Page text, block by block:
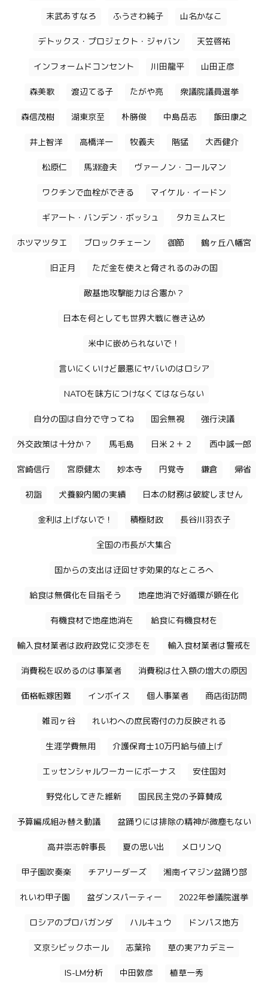
末武あすなろ ふうさわ純子 山名かなこ
デトックス・プロジェクト・ジャバン 天笠啓祐
インフォームドコンセント 川田龍平 山田正彦
森美歌 渡辺てる子 たがや亮 衆議院議員選挙
森信茂樹 湖東京至 朴勝俊 中島岳志 飯田康之
井上智洋 高橋洋一 牧義夫 階猛 大西健介
松原仁 馬淵澄夫 ヴァーノン・コールマン
ワクチンで血栓ができる マイケル・イードン
ギアート・バンデン・ボッシュ タカミムスヒ
ホツマツタエ ブロックチェーン 御節 鶴ヶ丘八幡宮
旧正月 ただ金を使えと脅されるのみの国
敵基地攻撃能力は合憲か？
日本を何としても世界大戦に巻き込め
米中に嵌められないで！
言いにくいけど最悪にヤバいのはロシア
NATOを味方につけなくてはならない
自分の国は自分で守ってね 国会無視 強行決議
外交政策は十分か？ 馬毛島 日米２＋２ 西中誠一郎
宮崎信行 宮原健太 妙本寺 円覚寺 鎌倉 帰省
初詣 犬養毅内閣の実績 日本の財務は破綻しません
金利は上げないで！ 積極財政 長谷川羽衣子
全国の市長が大集合
国からの支出は迂回せず効果的なところへ
給食は無償化を目指そう 地産地消で好循環が顕在化
有機食材で地産地消を 給食に有機食材を
輸入食材業者は政府政党に交渉をを 輸入食材業者は警戒を
消費税を収めるのは事業者 消費税は仕入額の増大の原因
価格転嫁困難 インボイス 個人事業者 商店街訪問
雑司ヶ谷 れいわへの庶民寄付の力反映される
生涯学費無用 介護保育士10万円給与値上げ
エッセンシャルワーカーにボーナス 安住国対
野党化してきた維新 国民民主党の予算賛成
予算編成組み替え動議 盆踊りには排除の精神が微塵もない
高井崇志幹事長 夏の思い出 メロリンQ
甲子園吹奏楽 チアリーダーズ 湘南イマジン盆踊り部
れいわ甲子園 盆ダンスパーティー 2022年参議院選挙
ロシアのプロバガンダ ハルキュウ ドンパス地方
文京シビックホール 志葉玲 草の実アカデミー
IS-LM分析 中田敦彦 植草一秀